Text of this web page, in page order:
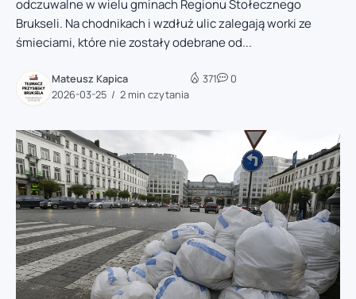
odczuwalne w wielu gminach Regionu Stołecznego
Brukseli. Na chodnikach i wzdłuż ulic zalegają worki ze
śmieciami, które nie zostały odebrane od...
Mateusz Kapica
2026-03-25
2 min czytania
371 0